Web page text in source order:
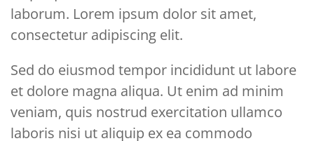
laborum. Lorem ipsum dolor sit amet,
consectetur adipiscing elit.
Sed do eiusmod tempor incididunt ut labore
et dolore magna aliqua. Ut enim ad minim
veniam, quis nostrud exercitation ullamco
laboris nisi ut aliquip ex ea commodo